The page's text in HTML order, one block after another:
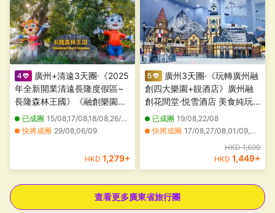
廣州+清遠3天團·《2025
年全新開業清遠長隆度假區~
長隆森林王國》《融創樂園
+融創國際大馬戲~奇幻祕境》
已成團 15/08,17/08,18/08,26/08,28/08,25/12
快將成團 29/08,06/09
HKD 1,279+
廣州3天團·《玩轉廣州融
創四大樂園+靚酒店》廣州融
創花間堂·悦雪酒店 美食純玩3
天團已成團 19/08,22/08
快將成團 17/08,27/08,01/09,02/09,07/09,10/09,12/09,13/09,15/09,23/09,27/09
24/08,30/08,31/08,06/09,08/09,09/09,11/09,14/09,16/09,20/09,21/09,22/09,24/09,28/09,29/09
HKD 1,699
HKD 1,449+
查看更多廣東省旅行團